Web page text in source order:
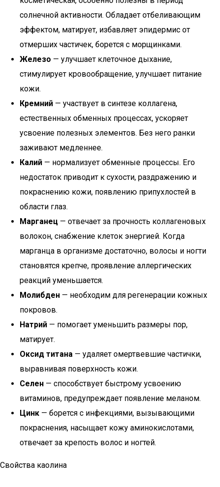
солнечной активности. Обладает отбеливающим
эффектом, матирует, избавляет эпидермис от
отмерших частичек, борется с морщинками.
Железо — улучшает клеточное дыхание,
стимулирует кровообращение, улучшает питание
кожи.
Кремний — участвует в синтезе коллагена,
естественных обменных процессах, ускоряет
усвоение полезных элементов. Без него ранки
заживают медленнее.
Калий — нормализует обменные процессы. Его
недостаток приводит к сухости, раздражению и
покраснению кожи, появлению припухлостей в
области глаз.
Марганец — отвечает за прочность коллагеновых
волокон, снабжение клеток энергией. Когда
марганца в организме достаточно, волосы и ногти
становятся крепче, проявление аллергических
реакций уменьшается.
Молибден — необходим для регенерации кожных
покровов.
Натрий — помогает уменьшить размеры пор,
матирует.
Оксид титана — удаляет омертвевшие частички,
выравнивая поверхность кожи.
Селен — способствует быстрому усвоению
витаминов, предупреждает появление меланом.
Цинк — борется с инфекциями, вызывающими
покраснения, насыщает кожу аминокислотами,
отвечает за крепость волос и ногтей.
Свойства каолина